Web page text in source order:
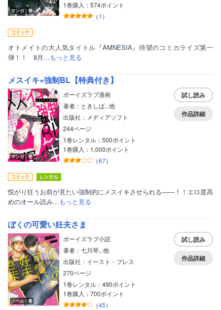
マンガ｜巻
1巻購入：574ポイント
（1 ）
オトメイトの大人気タイトル『AMNESIA』待望のコミカライズ第一
弾！！ 8月…もっと見る
メスイキ×強制BL【特典付き】
マンガ｜巻
ボーイズラブ漫画
著者：ときしば...他
出版社：メディアソフト
244ページ
1巻レンタル：500ポイント
1巻購入：1,000ポイント
（67）
試し読み
作品詳細
悦がり狂うお前が見たい強制的にメスイキさせられる――！！エロ度高
めのオール読み…もっと見る
ぼくの可愛い妊夫さま
ノベル｜巻
ボーイズラブ小説
著者：七川琴...他
出版社：イースト・プレス
270ページ
1巻レンタル：490ポイント
1巻購入：700ポイント
（45）
試し読み
作品詳細